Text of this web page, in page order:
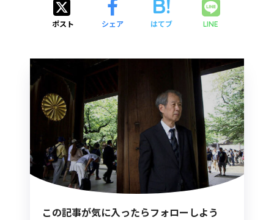
ポスト シェア はてブ LINE
この記事が気に入ったらフォローしよう